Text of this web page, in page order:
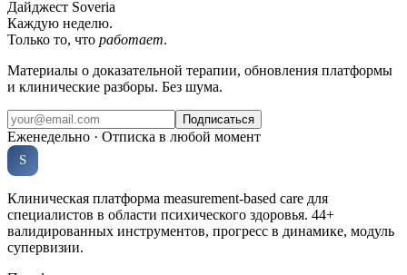
Дайджест Soveria
Каждую неделю.
Только то, что работает.
Материалы о доказательной терапии, обновления платформы
и клинические разборы. Без шума.
Подписаться
Еженедельно · Отписка в любой момент
S
Клиническая платформа measurement-based care для
специалистов в области психического здоровья. 44+
валидированных инструментов, прогресс в динамике, модуль
супервизии.